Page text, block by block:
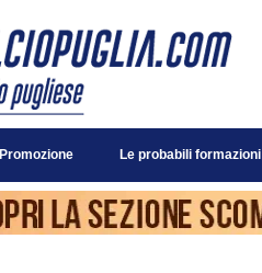
Promozione Le probabili formazioni